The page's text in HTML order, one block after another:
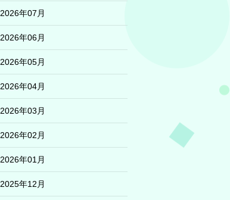
2026年07月
2026年06月
2026年05月
2026年04月
2026年03月
2026年02月
2026年01月
2025年12月